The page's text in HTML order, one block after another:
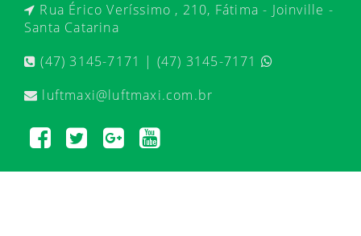
Rua Érico Veríssimo , 210, Fátima - Joinville -
Santa Catarina
(47) 3145-7171 | (47) 3145-7171
luftmaxi@luftmaxi.com.br